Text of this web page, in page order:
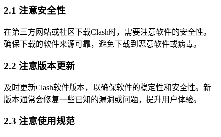
2.1 注意安全性
在第三方网站或社区下载Clash时，需要注意软件的安全性。
确保下载的软件来源可靠，避免下载到恶意软件或病毒。
2.2 注意版本更新
及时更新Clash软件版本，以确保软件的稳定性和安全性。新
版本通常会修复一些已知的漏洞或问题，提升用户体验。
2.3 注意使用规范